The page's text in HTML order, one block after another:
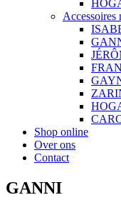
Accessoires
Shop online
Over ons
Contact
GANNI